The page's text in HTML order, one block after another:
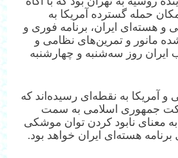
حمله گسترده آمریکا به
و هسته‌ای ایران، برنامه فوری و
مانور و تمرین‌های نظامی و
روز سه‌شنبه و چهارشنبه
آمریکا به نقطه‌ای رسیده‌اند که
جمهوری اسلامی به سمت
معنای نابود کردن توان موشکی
هسته‌ای ایران خواهد بود.